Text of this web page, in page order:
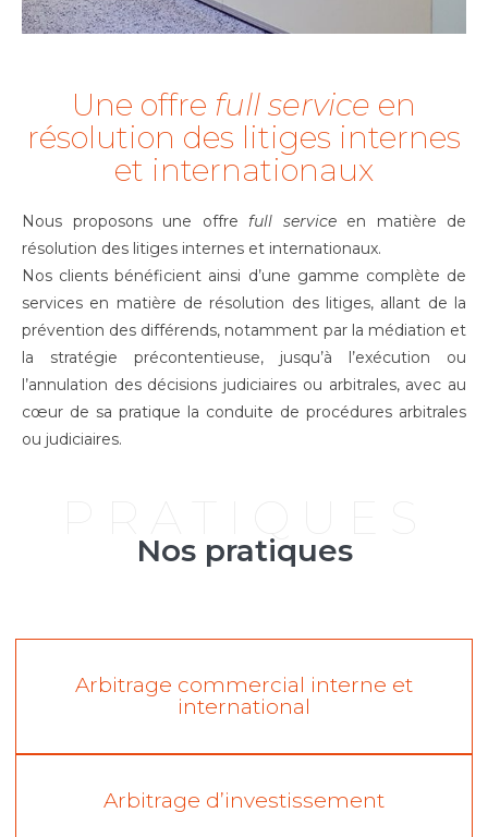
Une offre full service en
résolution des litiges internes
et internationaux
Nous proposons une offre full serviceen matière de
résolution des litiges internes et internationaux.
Nos clients bénéficient ainsi d’une gamme complète de
services en matière de résolution des litiges, allant de la
prévention des différends, notamment par la médiation et
la stratégie précontentieuse, jusqu’à l’exécution ou
l’annulation des décisions judiciaires ou arbitrales, avec au
cœur de sa pratique la conduite de procédures arbitrales
ou judiciaires.
Nos pratiques
Arbitrage commercial interne et
international
Arbitrage d’investissement